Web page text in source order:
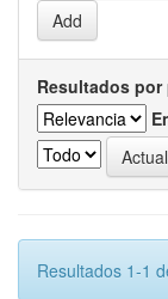
Resultados por
Resultados 1-1